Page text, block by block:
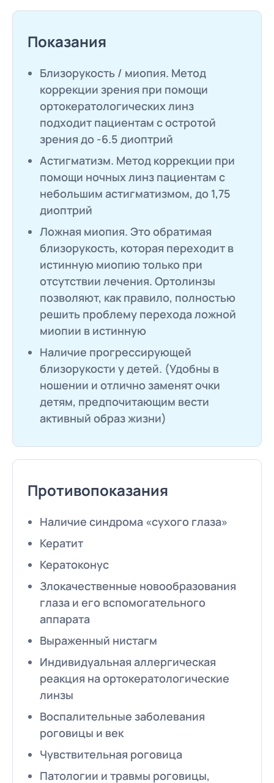
Показания
Близорукость / миопия. Метод
коррекции зрения при помощи
ортокератологических линз
подходит пациентам с остротой
зрения до -6.5 диоптрий
Астигматизм. Метод коррекции при
помощи ночных линз пациентам с
небольшим астигматизмом, до 1,75
диоптрий
Ложная миопия. Это обратимая
близорукость, которая переходит в
истинную миопию только при
отсутствии лечения. Ортолинзы
позволяют, как правило, полностью
решить проблему перехода ложной
миопии в истинную
Наличие прогрессирующей
близорукости у детей. (Удобны в
ношении и отлично заменят очки
детям, предпочитающим вести
активный образ жизни)
Противопоказания
Наличие синдрома «сухого глаза»
Кератит
Кератоконус
Злокачественные новообразования
глаза и его вспомогательного
аппарата
Выраженный нистагм
Индивидуальная аллергическая
реакция на ортокератологические
линзы
Воспалительные заболевания
роговицы и век
Чувствительная роговица
Патологии и травмы роговицы,